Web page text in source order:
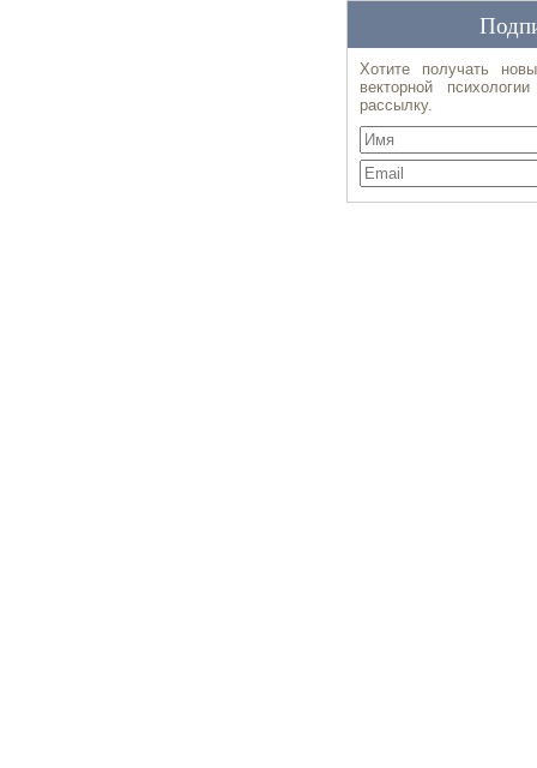
Хотите получать
векторной
рассылку.